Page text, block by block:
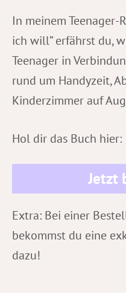
In meinem Teenager-
ich will” erfährst du,
Teenager in
rund um Handyzeit,
Kinderzimmer auf
Hol dir das Buch hier:
Jetzt
Extra: Bei einer
bekommst du eine
dazu!